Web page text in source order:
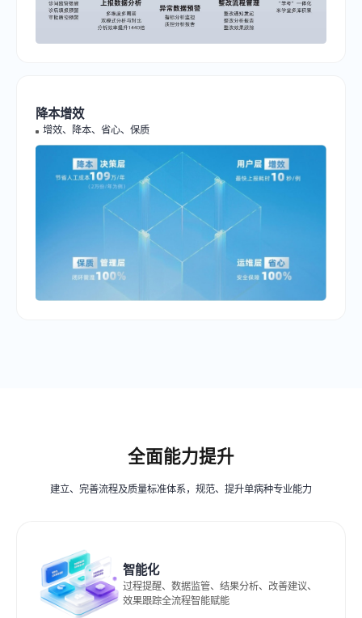
降本增效
增效、降本、省心、保质
全面能力提升
建立、完善流程及质量标准体系，规范、提升单病种专业能力
智能化
过程提醒、数据监管、结果分析、改善建议、
效果跟踪全流程智能赋能 ​
预约交流
请如实填写以下内容，以便米软及时联系您！
公司名称*
手机*